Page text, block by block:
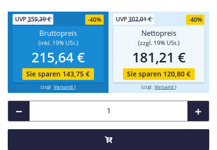
UVP359,39 € -40%
Bruttopreis
(inkl. 19% USt.)
215,64 €
Sie sparen 143,75 €
(zzgl. Versand )
UVP302,01 € -40%
Nettopreis
(zzgl. 19% USt.)
181,21 €
Sie sparen 120,80 €
(zzgl. Versand )